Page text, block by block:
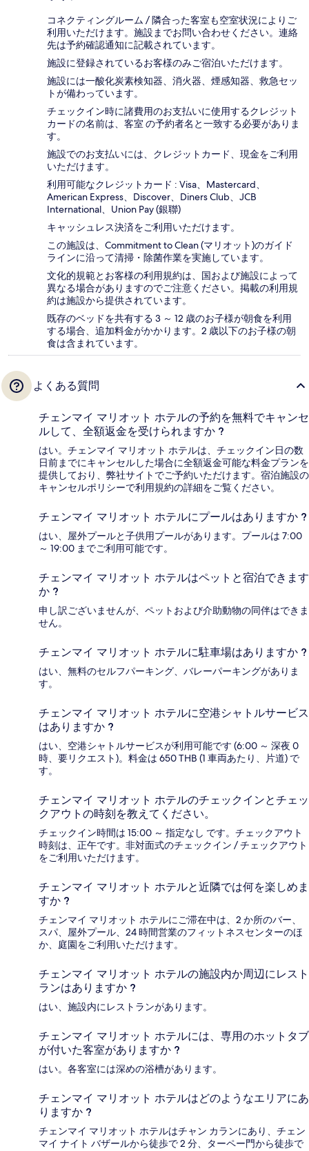
コネクティングルーム / 隣合った客室も空室状況によりご
利用いただけます。施設までお問い合わせください。連絡
先は予約確認通知に記載されています。
施設に登録されているお客様のみご宿泊いただけます。
施設には一酸化炭素検知器、消火器、煙感知器、救急セッ
トが備わっています。
チェックイン時に諸費用のお支払いに使用するクレジット
カードの名前は、客室 の予約者名と一致する必要がありま
す。
施設でのお支払いには、クレジットカード、現金をご利用
いただけます。
利用可能なクレジットカード : Visa、Mastercard、
American Express、Discover、Diners Club、JCB
International、Union Pay (銀聯)
キャッシュレス決済をご利用いただけます。
この施設は、Commitment to Clean (マリオット)のガイド
ラインに沿って清掃・除菌作業を実施しています。
文化的規範とお客様の利用規約は、国および施設によって
異なる場合がありますのでご注意ください。掲載の利用規
約は施設から提供されています。
既存のベッドを共有する 3 ～ 12 歳のお子様が朝食を利用
する場合、追加料金がかかります。2 歳以下のお子様の朝
食は含まれています。
よくある質問
チェンマイ マリオット ホテルの予約を無料でキャンセ
ルして、全額返金を受けられますか ?
はい。チェンマイ マリオット ホテルは、チェックイン日の数
日前までにキャンセルした場合に全額返金可能な料金プランを
提供しており、弊社サイトでご予約いただけます。宿泊施設の
キャンセルポリシーで利用規約の詳細をご覧ください。
チェンマイ マリオット ホテルにプールはありますか ?
はい、屋外プールと子供用プールがあります。プールは 7:00
～ 19:00 までご利用可能です。
チェンマイ マリオット ホテルはペットと宿泊できます
か ?
申し訳ございませんが、ペットおよび介助動物の同伴はできま
せん。
チェンマイ マリオット ホテルに駐車場はありますか ?
はい、無料のセルフパーキング、バレーパーキングがありま
す。
チェンマイ マリオット ホテルに空港シャトルサービス
はありますか ?
はい、空港シャトルサービスが利用可能です (6:00 ～ 深夜 0
時、要リクエスト)。料金は 650 THB (1 車両あたり、片道) で
す。
チェンマイ マリオット ホテルのチェックインとチェッ
クアウトの時刻を教えてください。
チェックイン時間は 15:00 ～ 指定なし です。チェックアウト
時刻は、正午です。非対面式のチェックイン / チェックアウト
をご利用いただけます。
チェンマイ マリオット ホテルと近隣では何を楽しめま
すか ?
チェンマイ マリオット ホテルにご滞在中は、2 か所のバー、
スパ、屋外プール、24 時間営業のフィットネスセンターのほ
か、庭園をご利用いただけます。
チェンマイ マリオット ホテルの施設内か周辺にレスト
ランはありますか ?
はい、施設内にレストランがあります。
チェンマイ マリオット ホテルには、専用のホットタブ
が付いた客室がありますか ?
はい。各客室には深めの浴槽があります。
チェンマイ マリオット ホテルはどのようなエリアにあ
りますか ?
チェンマイ マリオット ホテルはチャン カランにあり、チェン
マイ ナイト バザールから徒歩で 2 分、ターペー門から徒歩で